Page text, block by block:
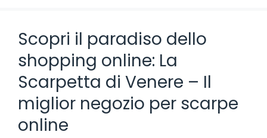
Scopri il paradiso dello
shopping online: La
Scarpetta di Venere – Il
miglior negozio per scarpe
online